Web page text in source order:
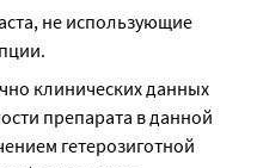
не использующие
клинических данных
препарата в данной
гетерозиготной